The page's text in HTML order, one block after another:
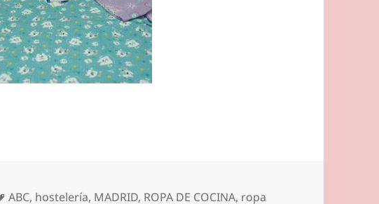
Etiquetas
ABC, hostelería, MADRID, ROPA DE COCINA, ropa